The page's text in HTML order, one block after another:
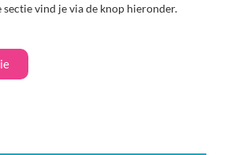
vind je via de knop hieronder.